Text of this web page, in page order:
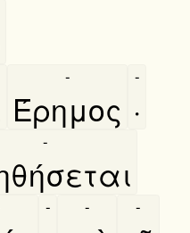
Έρημος
-
·
-
-
- - -